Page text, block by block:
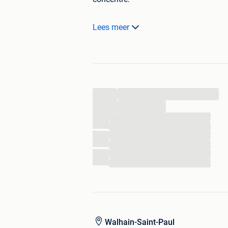
ℹ️ Informations pratiques
Lees meer
Walhain-Saint-Paul